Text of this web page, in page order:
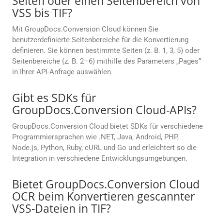
VSS bis TIF?
Mit GroupDocs.Conversion Cloud können Sie
benutzerdefinierte Seitenbereiche für die Konvertierung
definieren. Sie können bestimmte Seiten (z. B. 1, 3, 5) oder
Seitenbereiche (z. B. 2–6) mithilfe des Parameters „Pages“
in Ihrer API-Anfrage auswählen.
Gibt es SDKs für
GroupDocs.Conversion Cloud-APIs?
GroupDocs.Conversion Cloud bietet SDKs für verschiedene
Programmiersprachen wie .NET, Java, Android, PHP,
Node.js, Python, Ruby, cURL und Go und erleichtert so die
Integration in verschiedene Entwicklungsumgebungen.
Bietet GroupDocs.Conversion Cloud
OCR beim Konvertieren gescannter
VSS-Dateien in TIF?